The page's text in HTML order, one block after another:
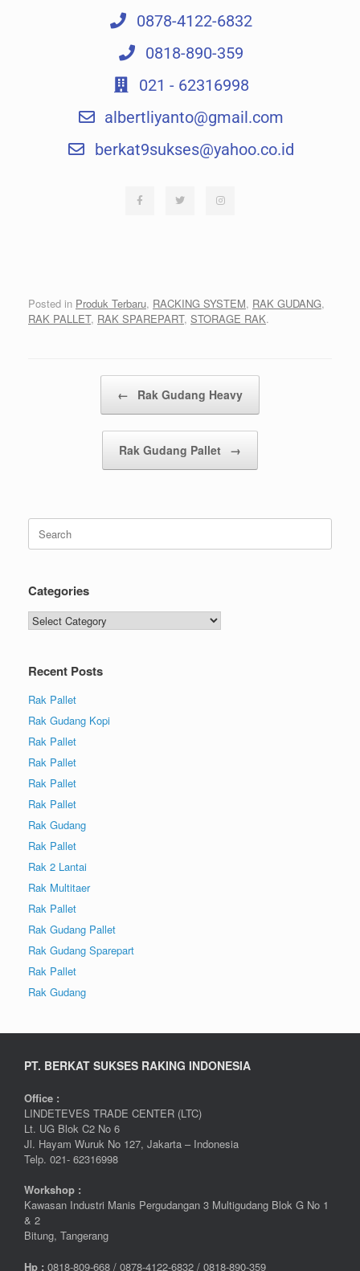
0878-4122-6832
0818-890-359
021 - 62316998
albertliyanto@gmail.com​
berkat9sukses@yahoo.co.id
Posted in Produk Terbaru, RACKING SYSTEM, RAK GUDANG,
RAK PALLET, RAK SPAREPART, STORAGE RAK.
← Rak Gudang Heavy
Rak Gudang Pallet →
Categories
Recent Posts
Rak Pallet
Rak Gudang Kopi
Rak Pallet
Rak Pallet
Rak Pallet
Rak Pallet
Rak Gudang
Rak Pallet
Rak 2 Lantai
Rak Multitaer
Rak Pallet
Rak Gudang Pallet
Rak Gudang Sparepart
Rak Pallet
Rak Gudang
PT. BERKAT SUKSES RAKING INDONESIA
Office :
LINDETEVES TRADE CENTER (LTC)
Lt. UG Blok C2 No 6
Jl. Hayam Wuruk No 127, Jakarta – Indonesia
Telp. 021- 62316998
Workshop :
Kawasan Industri Manis Pergudangan 3 Multigudang Blok G No 1
& 2
Bitung, Tangerang
Hp : 0818-809-668 / 0878-4122-6832 / 0818-890-359